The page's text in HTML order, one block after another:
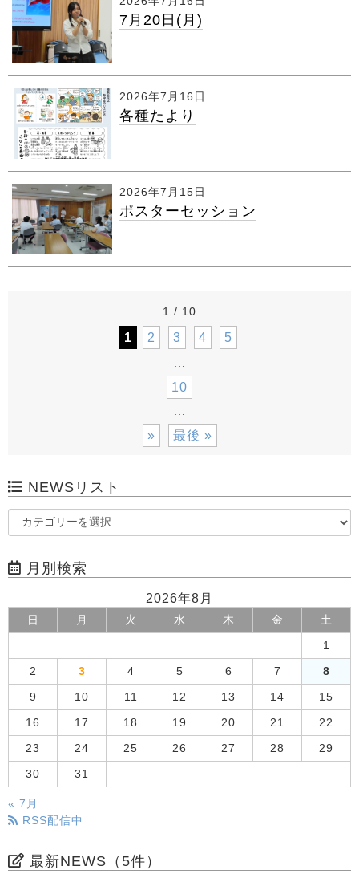
7月20日(月)
2026年7月16日
各種たより
2026年7月15日
ポスターセッション
1 / 10
1 2 3 4 5
10
» 最後 »
NEWSリスト
月別検索
2026年8月
日 月 火 水 木 金 土
1
2 3 4 5 6 7 8
9 10 11 12 13 14 15
16 17 18 19 20 21 22
23 24 25 26 27 28 29
30 31
« 7月
RSS配信中
最新NEWS（5件）